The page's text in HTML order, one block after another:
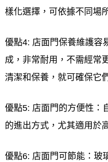
樣化選擇，可依據不同場
優點4: 店面門保養維護容
成，非常耐用，不需經常
清潔和保養，就可確保它
優點5: 店面門的方便性：
的進出方式，尤其適用於
優點6: 店面門可節能：玻